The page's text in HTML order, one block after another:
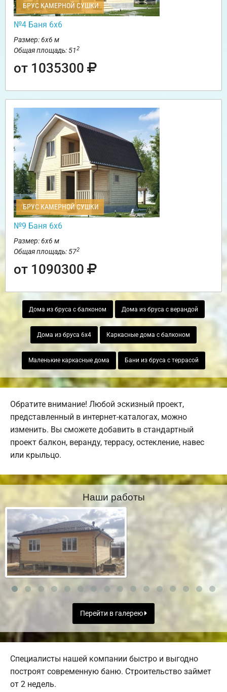
БРУС КАМЕРНОЙ СУШКИ
№4 Баня 6х6
Размер: 6х6 м
Общая площадь: 512
от 1035300
БРУС КАМЕРНОЙ СУШКИ
№9 Баня 6х6
Размер: 6х6 м
Общая площадь: 572
от 1090300
Дома из бруса с балконом Дома из бруса с верандой
Дома из бруса 6х4 Каркасные дома с балконом
Маленькие каркасные дома Бани из бруса с террасой
Обратите внимание! Любой эскизный проект,
представленный в интернет-каталогах, можно
изменить. Вы сможете добавить в стандартный
проект балкон, веранду, террасу, остекление, навес
или крыльцо.
Наши работы
Перейти в галерею
Специалисты нашей компании быстро и выгодно
построят современную баню. Строительство займет
от 2 недель.